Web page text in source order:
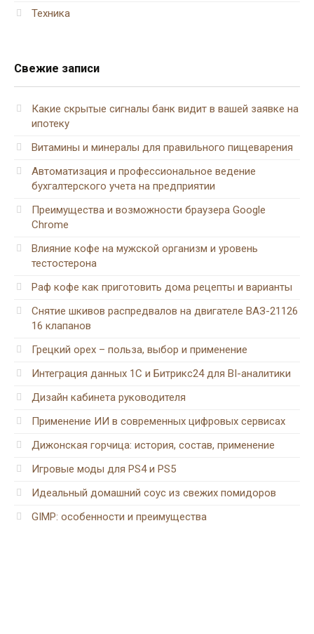
Техника
Свежие записи
Какие скрытые сигналы банк видит в вашей заявке на
ипотеку
Витамины и минералы для правильного пищеварения
Автоматизация и профессиональное ведение
бухгалтерского учета на предприятии
Преимущества и возможности браузера Google
Chrome
Влияние кофе на мужской организм и уровень
тестостерона
Раф кофе как приготовить дома рецепты и варианты
Снятие шкивов распредвалов на двигателе ВАЗ-21126
16 клапанов
Грецкий орех – польза, выбор и применение
Интеграция данных 1С и Битрикс24 для BI-аналитики
Дизайн кабинета руководителя
Применение ИИ в современных цифровых сервисах
Дижонская горчица: история, состав, применение
Игровые моды для PS4 и PS5
Идеальный домашний соус из свежих помидоров
GIMP: особенности и преимущества